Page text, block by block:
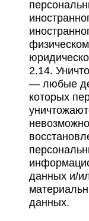
2.14.
— любые
которых
данных и/
данных.